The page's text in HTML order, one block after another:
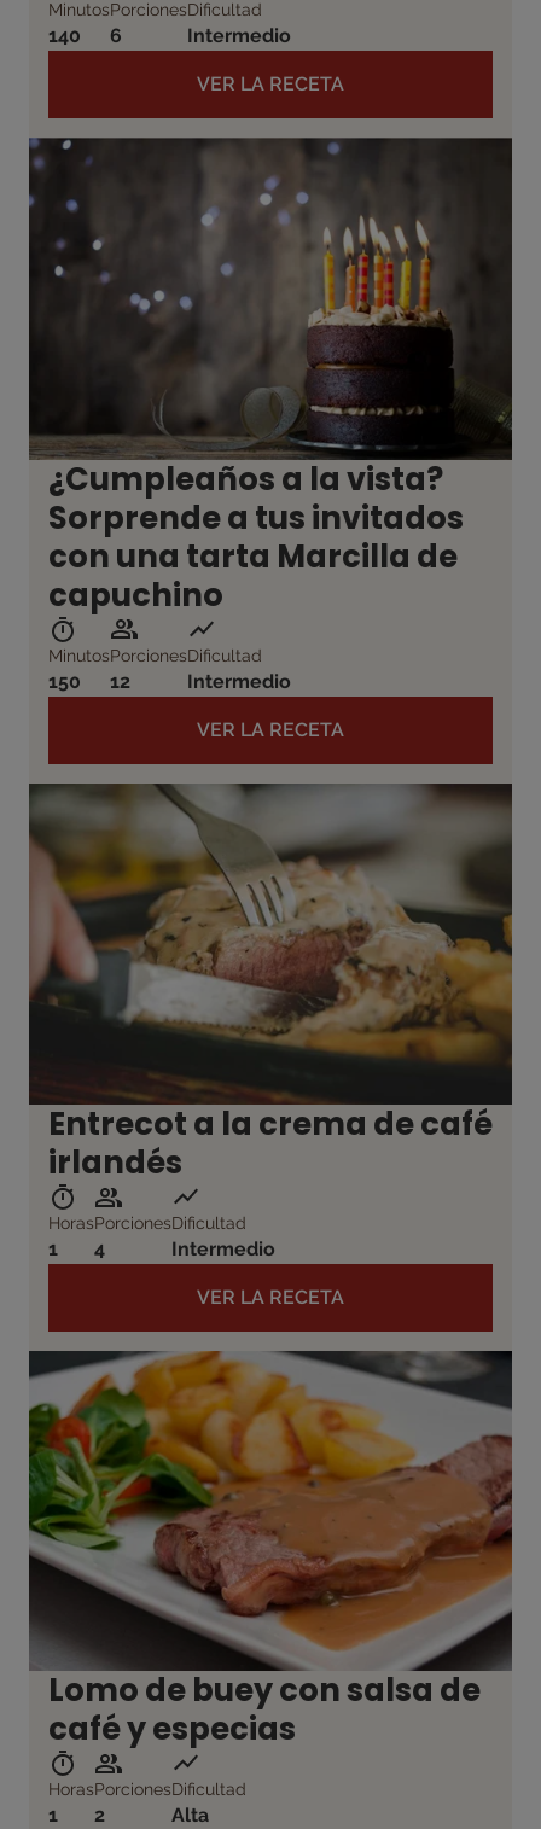
Minutos
140
Porciones
6
Dificultad
Intermedio
VER LA RECETA
¿Cumpleaños a la vista?
Sorprende a tus invitados
con una tarta Marcilla de
capuchino
Minutos
150
Porciones
12
Dificultad
Intermedio
VER LA RECETA
Entrecot a la crema de café
irlandés
Horas
1
Porciones
4
Dificultad
Intermedio
VER LA RECETA
Lomo de buey con salsa de
café y especias
Horas
1
Porciones
2
Dificultad
Alta